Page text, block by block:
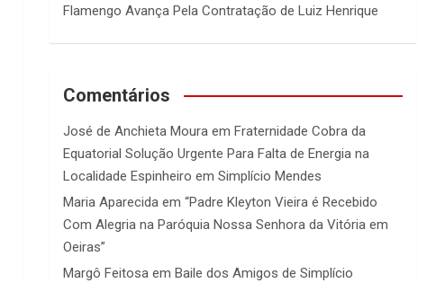
Flamengo Avança Pela Contratação de Luiz Henrique
Comentários
José de Anchieta Moura emFraternidade Cobra da
Equatorial Solução Urgente Para Falta de Energia na
Localidade Espinheiro em Simplício Mendes
Maria Aparecida em“Padre Kleyton Vieira é Recebido
Com Alegria na Paróquia Nossa Senhora da Vitória em
Oeiras”
Margô Feitosa emBaile dos Amigos de Simplício